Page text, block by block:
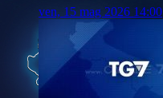
ven, 15 mag 2026 14:00